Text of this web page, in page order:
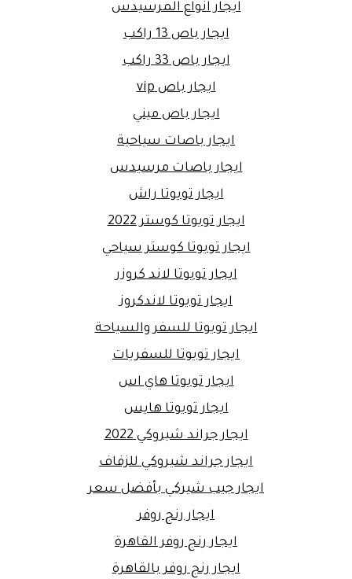
ايجار انواع المرسيدس
ايجار باص 13 راكب
ايجار باص 33 راكب
ايجار باص vip
ايجار باص ميني
ايجار باصات سياحية
ايجار باصات مرسيدس
ايجار تويوتا راش
ايجار تويوتا كوستر 2022
ايجار تويوتا كوستر سياحي
ايجار تويوتا لاند كروزر
ايجار تويوتا لاندكروز
ايجار تويوتا للسفر والسياحة
ايجار تويوتا للسفريات
ايجار تويوتا هاي اس
ايجار تويوتا هايس
ايجار جراند شيروكي 2022
ايجار جراند شيروكي للزفاف
ايجار جيب شيركي بأفضل سعر
ايجار رنج روفر
ايجار رنج روفر القاهرة
ايجار رنج روفر بالقاهرة